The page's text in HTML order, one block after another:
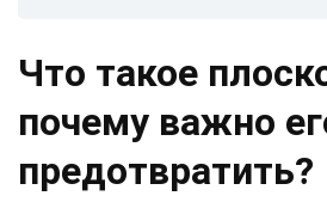
Что такое
почему важно
предотвратить?